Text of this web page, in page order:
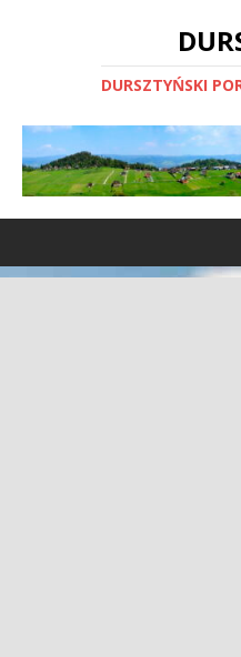
DURSZTYŃSKI